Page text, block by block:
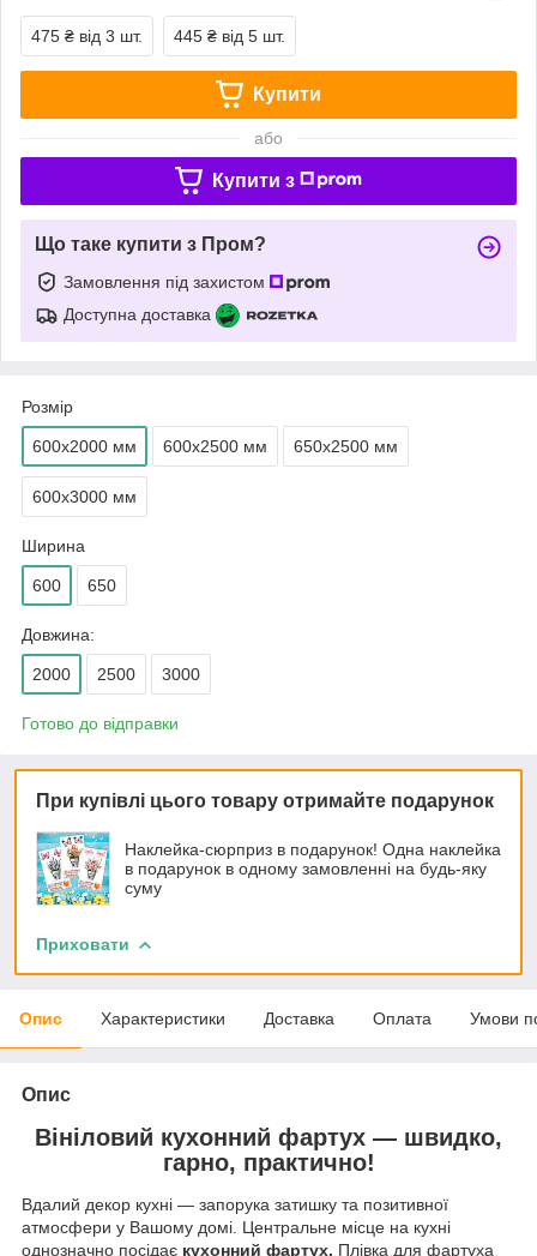
475 ₴ від 3 шт. 445 ₴ від 5 шт.
Купити
або
Купити з
Що таке купити з Пром?
Замовлення під захистом
Доступна доставка
Розмір
600х2000 мм 600х2500 мм 650х2500 мм
600х3000 мм
Ширина
600 650
Довжина:
2000 2500 3000
Готово до відправки
При купівлі цього товару отримайте подарунок
Наклейка-сюрприз в подарунок! Одна наклейка
в подарунок в одному замовленні на будь-яку
суму
Приховати
Опис Характеристики Доставка Оплата Умови
Опис
Вініловий кухонний фартух — швидко,
гарно, практично!
Вдалий декор кухні — запорука затишку та позитивної
атмосфери у Вашому домі. Центральне місце на кухні
однозначно посідає кухонний фартух. Плівка для фартуха